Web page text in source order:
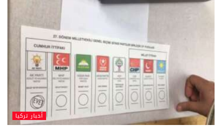
أخبار تركيا